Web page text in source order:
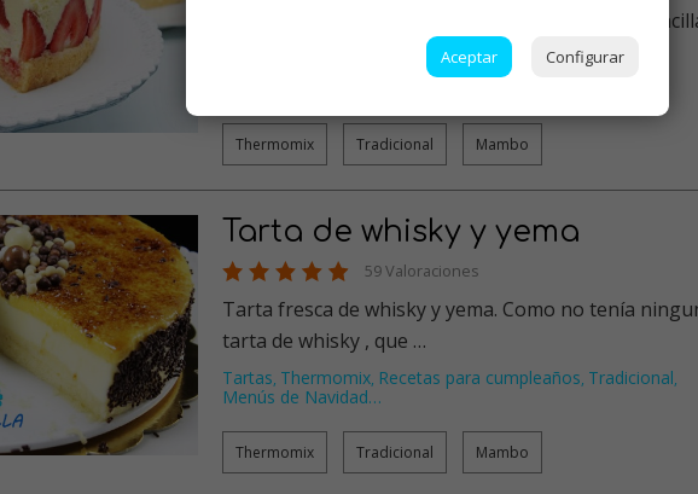
Una tarta con poquísimos ingredientes y muy
Thermomix Tradicional Mambo
Tarta de whisky y yema
59 Valoraciones
Tarta fresca de whisky y yema. Como no tenía
tarta de whisky , que …
Tartas, Thermomix, Recetas para cumpleaños, Tradicional,
Menús de Navidad…
Thermomix Tradicional Mambo
Aceptar Configurar